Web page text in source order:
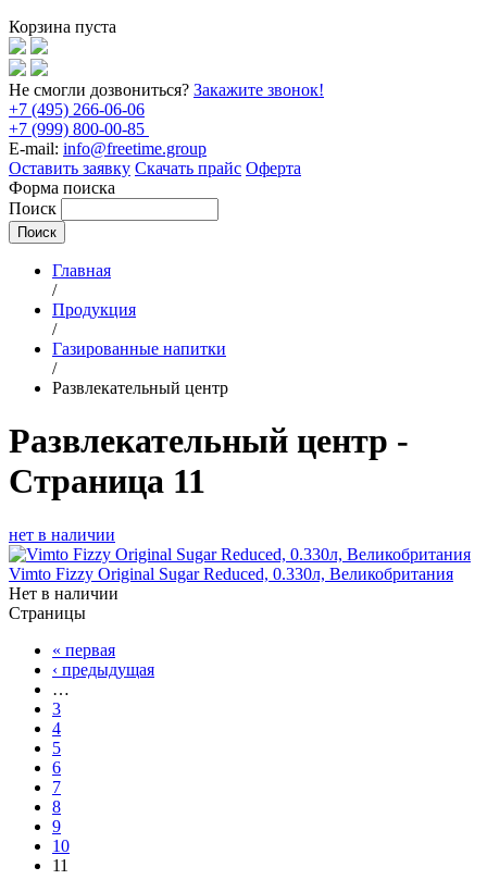
Корзина пуста
Не смогли дозвониться? Закажите звонок!
+7 (495) 266-06-06
+7 (999) 800-00-85
E-mail: info@freetime.group
Оставить заявку Скачать прайс Оферта
Форма поиска
Поиск
Главная
/
Продукция
/
Газированные напитки
/
Развлекательный центр
Развлекательный центр -
Страница 11
нет в наличии
Vimto Fizzy Original Sugar Reduced, 0.330л, Великобритания
Нет в наличии
Страницы
« первая
‹ предыдущая
…
3
4
5
6
7
8
9
10
11